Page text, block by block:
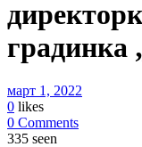
градинка
март 1, 2022
0 likes
0 Comments
335 seen